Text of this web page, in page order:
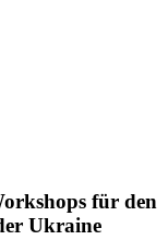
für den
Ukraine